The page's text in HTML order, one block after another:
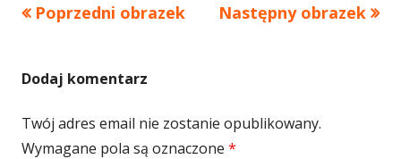
Poprzedni obrazek Następny obrazek
Dodaj komentarz
Twój adres email nie zostanie opublikowany.
Wymagane pola są oznaczone *